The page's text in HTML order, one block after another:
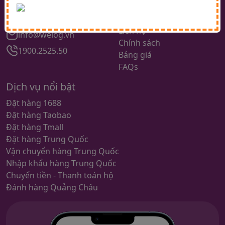
Chính, Thanh Xuân, Hà
info@welog.vn
1900.2525.50
Liên hệ
Chính sách
Bảng giá
FAQs
Dịch vụ nổi bật
Đặt hàng 1688
Đặt hàng Taobao
Đặt hàng Tmall
Đặt hàng Trung Quốc
Vận chuyển hàng Trung Quốc
Nhập khẩu hàng Trung Quốc
Chuyển tiền - Thanh toán hộ
Đánh hàng Quảng Châu